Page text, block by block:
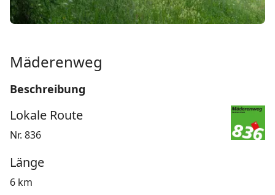
Mäderenweg
Beschreibung
Lokale Route
Nr. 836
Länge
6 km